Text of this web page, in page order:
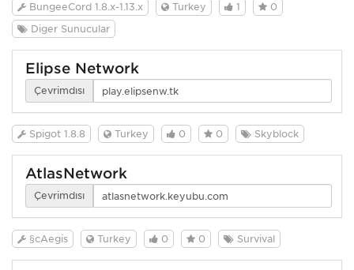
BungeeCord 1.8.x-1.13.x Turkey 1
0
Diğer Sunucular
Elipse Network
Çevrimdışı
Spigot 1.8.8 Turkey 0 0 Skyblock
AtlasNetwork
Çevrimdışı
§cAegis Turkey 0 0 Survival